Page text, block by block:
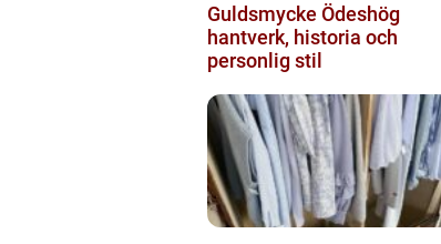
Guldsmycke Ödeshög
hantverk, historia och
personlig stil